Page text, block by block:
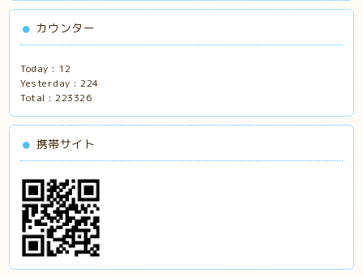
カウンター
Today : 12
Yesterday :224
Total :223326
携帯サイト